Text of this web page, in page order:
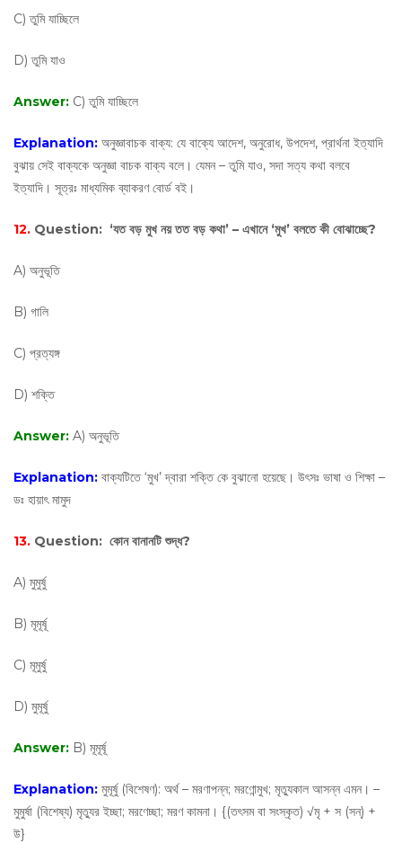
C) তুমি যাচ্ছিলে
D) তুমি যাও
Answer: C) তুমি যাচ্ছিলে
Explanation: অনুজ্ঞাবাচক বাক্য: যে বাক্যে আদেশ, অনুরোধ, উপদেশ, প্রার্থনা ইত্যাদি
বুঝায় সেই বাক্যকে অনুজ্ঞা বাচক বাক্য বলে। যেমন – তুমি যাও, সদা সত্য কথা বলবে
ইত্যাদি। সূত্রঃ মাধ্যমিক ব্যাকরণ বোর্ড বই।
12. Question: ‘যত বড় মুখ নয় তত বড় কথা’ – এখানে ‘মুখ’ বলতে কী বোঝাচ্ছে?
A) অনুভূতি
B) গালি
C) প্রত্যঙ্গ
D) শক্তি
Answer: A) অনুভূতি
Explanation: বাক্যটিতে ‘মুখ’ দ্বারা শক্তি কে বুঝানো হয়েছে। উৎসঃ ভাষা ও শিক্ষা –
ডঃ হায়াৎ মামুদ
13. Question: কোন বানানটি শুদ্ধ?
A) মুমুর্ষু
B) মূমূর্ষূ
C) মূমুর্ষু
D) মুমূর্ষু
Answer: B) মূমূর্ষূ
Explanation: মুমূর্ষু (বিশেষণ): অর্থ – মরণাপন্ন; মরণোন্মুখ; মৃত্যুকাল আসন্ন এমন। –
মুমুর্ষা (বিশেষ্য) মৃত্যুর ইচ্ছা; মরণেচ্ছা; মরণ কামনা। {(তৎসম বা সংস্কৃত) √মৃ + স (সন্‌) +
উ}